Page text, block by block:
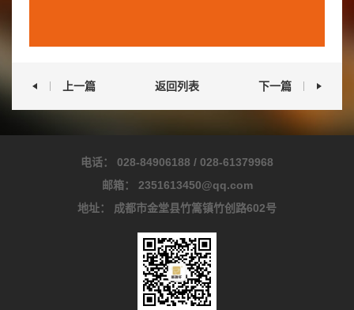
上一篇 返回列表 下一篇
电话： 028-84906188 / 028-61379968
邮箱：
2351613450@qq.com
地址：
成都市金堂县竹篙镇竹创路602号